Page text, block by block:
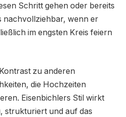
Schritt gehen oder bereits
nachvollziehbar, wenn er
im engsten Kreis feiern
zu anderen
die Hochzeiten
Eisenbichlers Stil wirkt
strukturiert und auf das